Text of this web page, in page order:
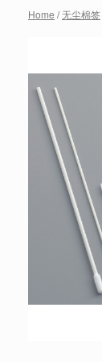
Home /无尘棉签